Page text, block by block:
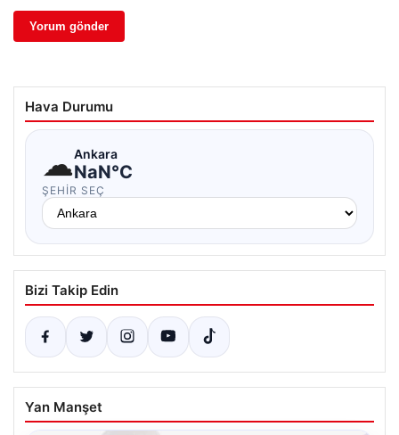
Hava Durumu
☁Ankara
NaN°C
ŞEHIR SEÇ
Bizi Takip Edin
Yan Manşet